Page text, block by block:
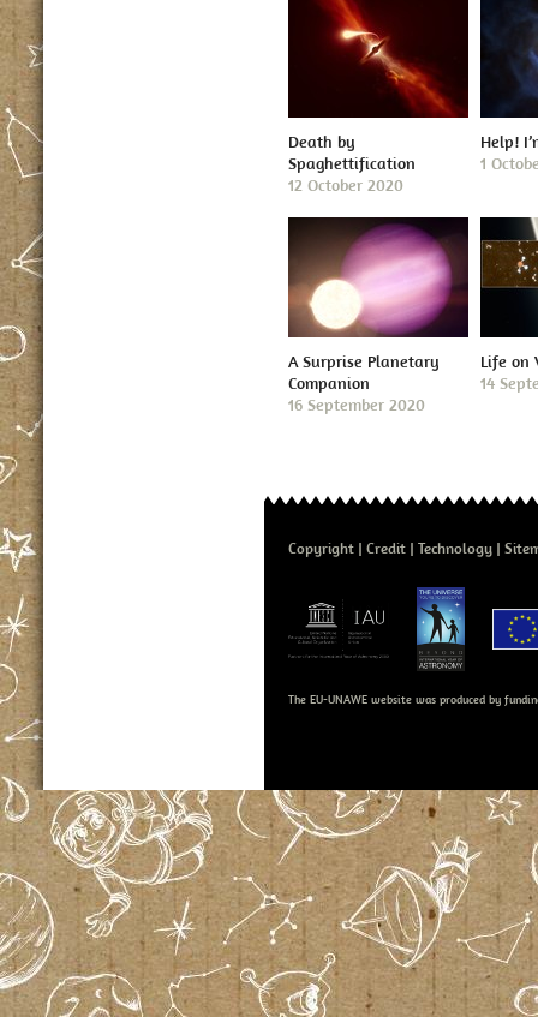
Death by
Spaghettification
12 October 2020
Help!
1
A Surprise Planetary
Companion
16 September 2020
Life on
14
Copyright Credit Technology
The EU-UNAWE website was produced by